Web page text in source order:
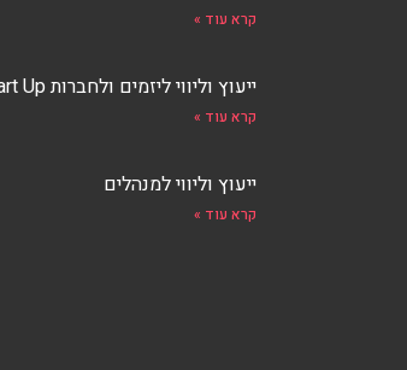
קרא עוד »
ייעוץ וליווי ליזמים ולחברות Start Up
קרא עוד »
ייעוץ וליווי למנהלים
קרא עוד »